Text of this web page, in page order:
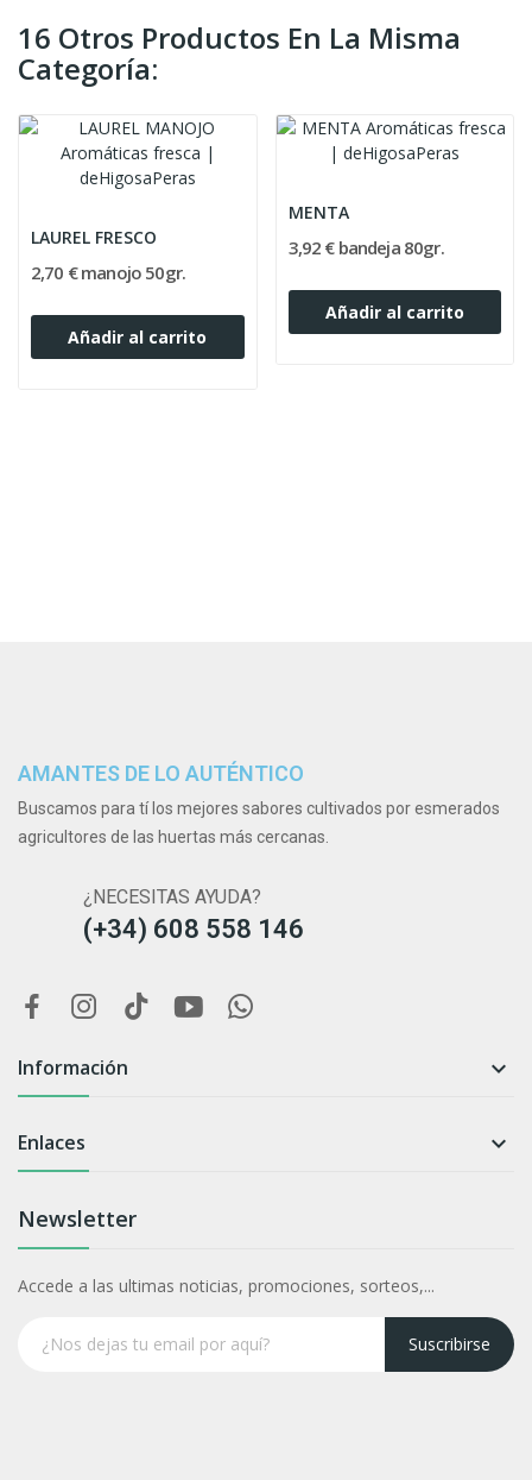
16 Otros Productos En La Misma
Categoría:
LAUREL FRESCO
2,70 € manojo 50gr.
Añadir al carrito
MENTA
3,92 € bandeja 80gr.
Añadir al carrito
AMANTES DE LO AUTÉNTICO
Buscamos para tí los mejores sabores cultivados por esmerados
agricultores de las huertas más cercanas.
¿NECESITAS AYUDA?
(+34) 608 558 146
Información 
Enlaces 
Newsletter
Accede a las ultimas noticias, promociones, sorteos,...
Suscribirse